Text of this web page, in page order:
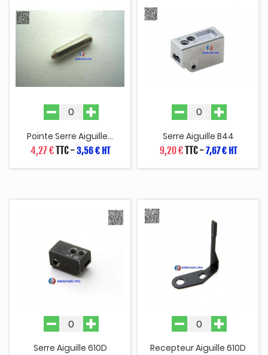
Pointe Serre Aiguille...
4,27 €TTC-3,56 € HT
Serre Aiguille B44
9,20 €TTC-7,67 € HT
Serre Aiguille 610D
Recepteur Aiguille 610D